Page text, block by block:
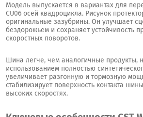
Модель выпускается в вариантах для
CU06 осей квадроцикла. Рисунок
оригинальные зазубрины. Он улучшает
бездорожьем и сохраняет устойчивость
скоростных поворотов.
Шина легче, чем аналогичные продукты,
использованием полностью
увеличивает разгонную и тормозную
стабилизирует поверхность контакта
высоких скоростях.